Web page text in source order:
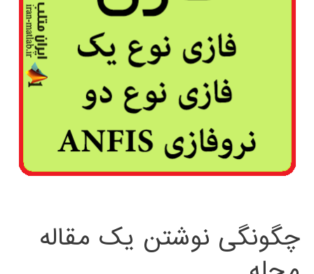
چگونگی نوشتن یک مقاله